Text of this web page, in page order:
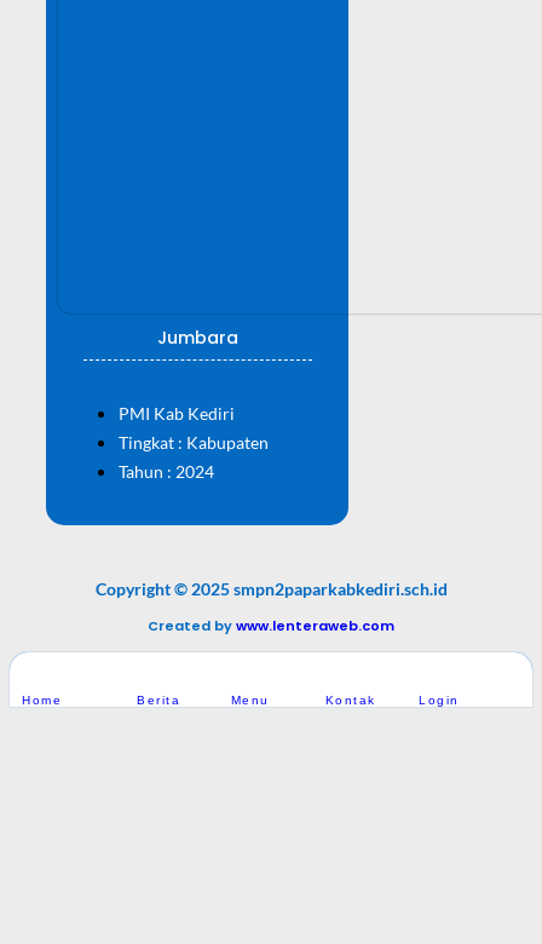
Jumbara
PMI Kab Kediri
Tingkat : Kabupaten
Tahun : 2024
Copyright © 2025 smpn2paparkabkediri.sch.id
Created bywww.lenteraweb.com
Home Berita Menu Kontak Login